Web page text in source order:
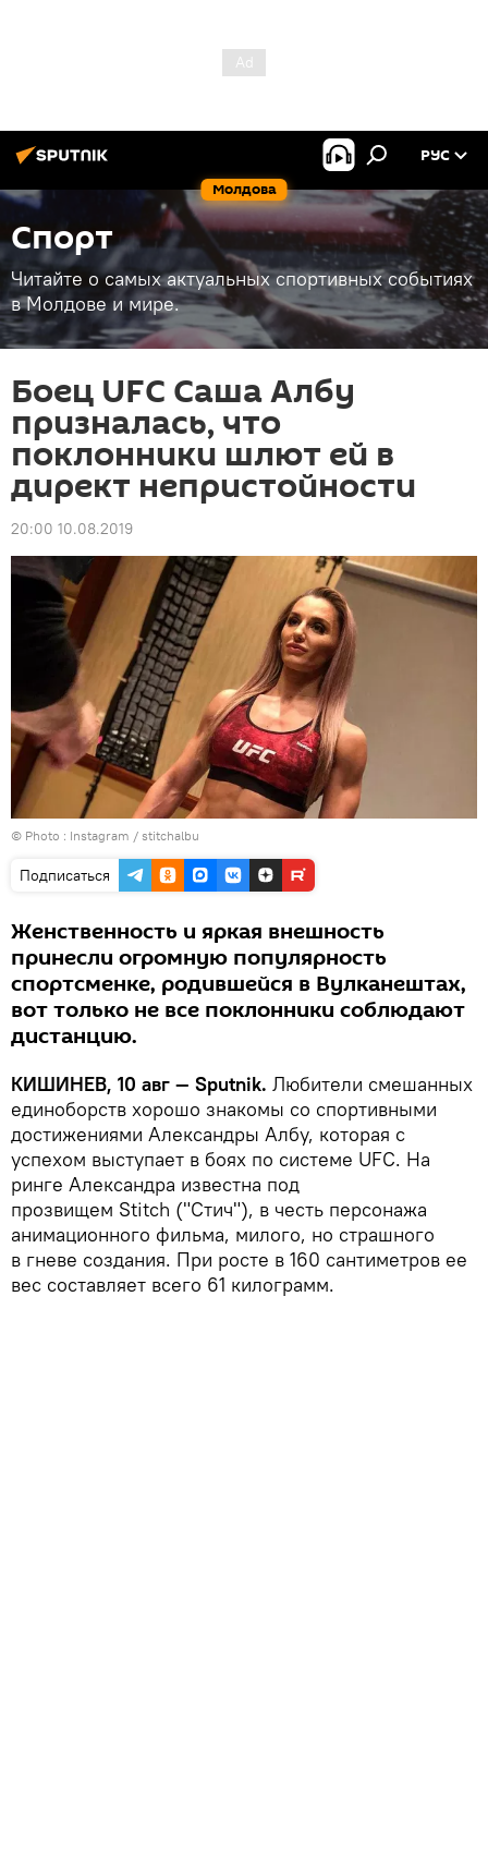
Молдова
РУС
Спорт
Читайте о самых актуальных спортивных событиях
в Молдове и мире.
Боец UFC Саша Албу
призналась, что
поклонники шлют ей в
директ непристойности
20:00 10.08.2019
© Photo : Instagram / stitchalbu
Подписаться
Женственность и яркая внешность
принесли огромную популярность
спортсменке, родившейся в Вулканештах,
вот только не все поклонники соблюдают
дистанцию.
КИШИНЕВ, 10 авг — Sputnik. Любители смешанных
единоборств хорошо знакомы со спортивными
достижениями Александры Албу, которая с
успехом выступает в боях по системе UFC. На
ринге Александра известна под
прозвищем Stitch ("Стич"), в честь персонажа
анимационного фильма, милого, но страшного
в гневе создания. При росте в 160 сантиметров ее
вес составляет всего 61 килограмм.